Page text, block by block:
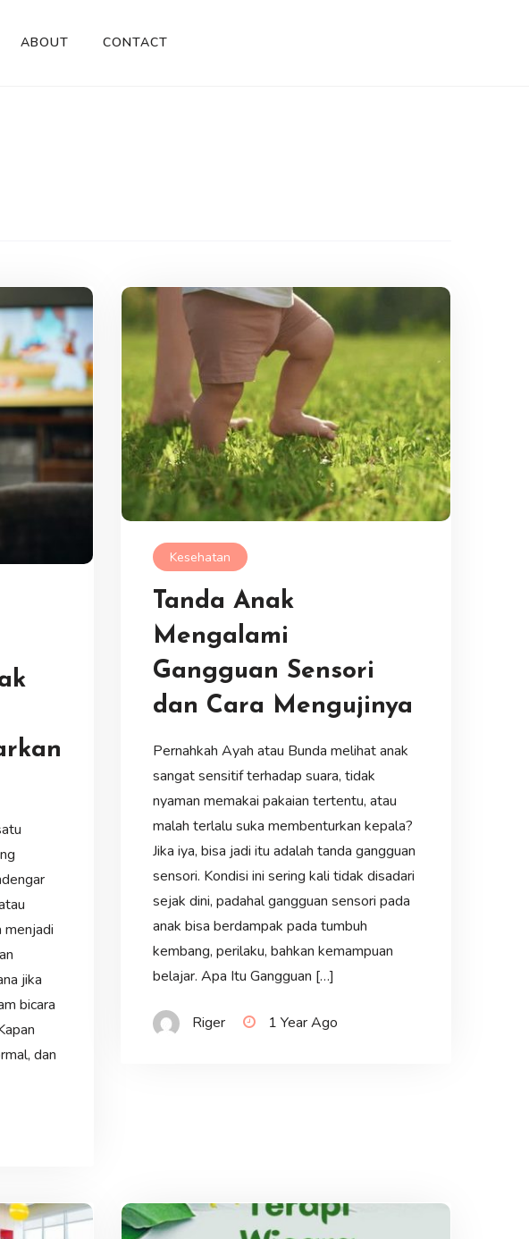
ABOUT CONTACT
menjadi
jika
bicara
dan
Kesehatan
Tanda Anak
Mengalami
Gangguan Sensori
dan Cara Mengujinya
Pernahkah Ayah atau Bunda melihat anak
sangat sensitif terhadap suara, tidak
nyaman memakai pakaian tertentu, atau
malah terlalu suka membenturkan kepala?
Jika iya, bisa jadi itu adalah tanda gangguan
sensori. Kondisi ini sering kali tidak disadari
sejak dini, padahal gangguan sensori pada
anak bisa berdampak pada tumbuh
kembang, perilaku, bahkan kemampuan
belajar. Apa Itu Gangguan […]
Riger 1 Year Ago